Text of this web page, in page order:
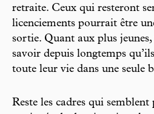
retraite. Ceux qui resteront
licenciements pourrait être
sortie. Quant aux plus
savoir depuis longtemps
toute leur vie dans une seule
Reste les cadres qui